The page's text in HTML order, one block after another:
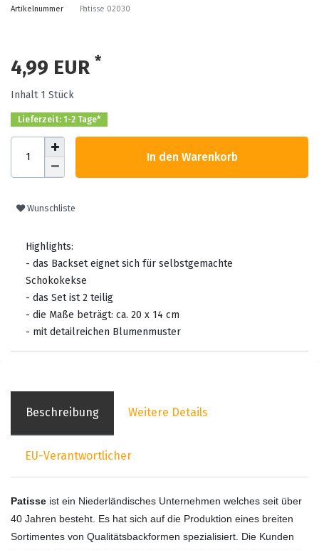
Artikelnummer Patisse 02030
4,99 EUR *
Inhalt 1 Stück
Lieferzeit: 1-2 Tage*
In den Warenkorb
Wunschliste
Highlights:
- das Backset eignet sich für selbstgemachte
Schokokekse
- das Set ist 2 teilig
- die Maße beträgt: ca. 20 x 14 cm
- mit detailreichen Blumenmuster
Beschreibung Weitere Details
EU-Verantwortlicher
Patisse ist ein Niederländisches Unternehmen welches seit über
40 Jahren besteht. Es hat sich auf die Produktion eines breiten
Sortimentes von Qualitätsbackformen spezialisiert. Die Kunden